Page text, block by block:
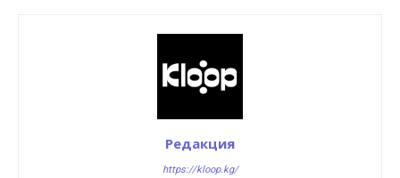
Редакция
https://kloop.kg/